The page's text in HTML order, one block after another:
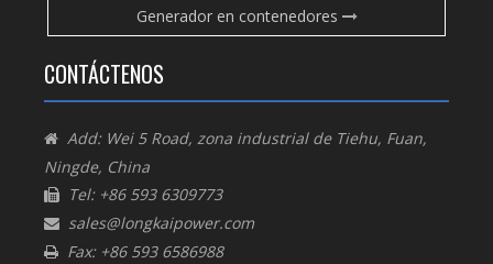
Generador en contenedores
CONTÁCTENOS
 Add: Wei 5 Road, zona industrial de Tiehu, Fuan,
Ningde, China
 Tel: +86 593 6309773
 sales@longkaipower.com
 Fax: +86 593 6586988